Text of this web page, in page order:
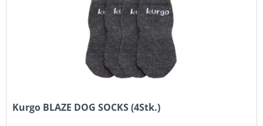
Kurgo BLAZE DOG SOCKS (4Stk.)